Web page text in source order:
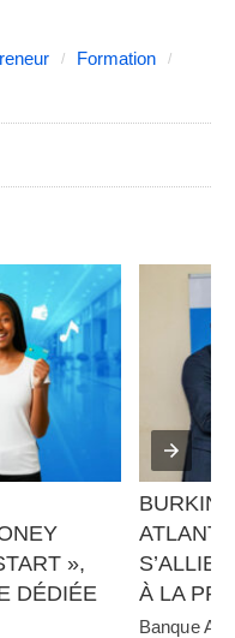
Formation
»,
DÉDIÉE
À LA
Banque